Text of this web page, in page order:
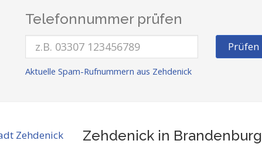
Telefonnummer prüfen
Prüfen
Aktuelle Spam-Rufnummern aus Zehdenick
Zehdenick in Brandenburg